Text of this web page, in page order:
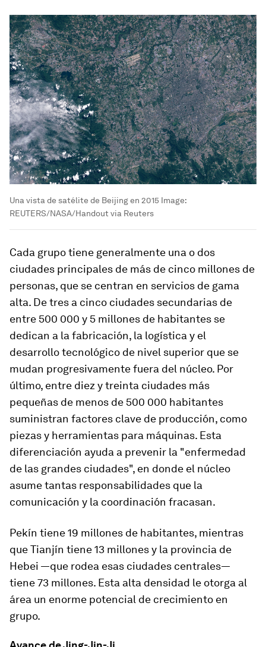
Una vista de satélite de Beijing en 2015 Image:
REUTERS/NASA/Handout via Reuters
Cada grupo tiene generalmente una o dos
ciudades principales de más de cinco millones de
personas, que se centran en servicios de gama
alta. De tres a cinco ciudades secundarias de
entre 500 000 y 5 millones de habitantes se
dedican a la fabricación, la logística y el
desarrollo tecnológico de nivel superior que se
mudan progresivamente fuera del núcleo. Por
último, entre diez y treinta ciudades más
pequeñas de menos de 500 000 habitantes
suministran factores clave de producción, como
piezas y herramientas para máquinas. Esta
diferenciación ayuda a prevenir la "enfermedad
de las grandes ciudades", en donde el núcleo
asume tantas responsabilidades que la
comunicación y la coordinación fracasan.
Pekín tiene 19 millones de habitantes, mientras
que Tianjín tiene 13 millones y la provincia de
Hebei —que rodea esas ciudades centrales—
tiene 73 millones. Esta alta densidad le otorga al
área un enorme potencial de crecimiento en
grupo.